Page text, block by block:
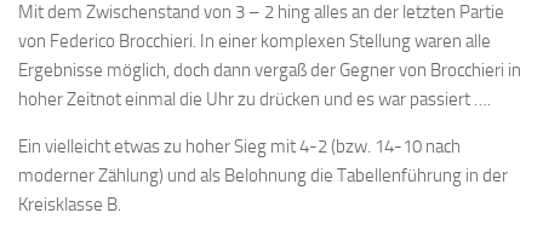
Mitglieder
Satzung
Datenschutzordnung
En passant
BKV
Mit dem Zwischenstand von 3 – 2 hing alles an der letzten Partie
von Federico Brocchieri. In einer komplexen Stellung waren alle
Ergebnisse möglich, doch dann vergaß der Gegner von Brocchieri in
hoher Zeitnot einmal die Uhr zu drücken und es war passiert ….
Ein vielleicht etwas zu hoher Sieg mit 4-2 (bzw. 14-10 nach
moderner Zählung) und als Belohnung die Tabellenführung in der
Kreisklasse B.